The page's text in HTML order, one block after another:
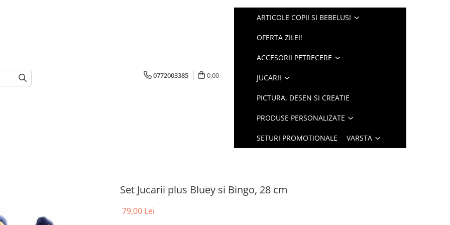
0772003385 0,00
ARTICOLE COPII SI BEBELUSI
OFERTA ZILEI!
ACCESORII PETRECERE
JUCARII
PICTURA, DESEN SI CREATIE
PRODUSE PERSONALIZATE
SETURI PROMOTIONALE VARSTA
Set Jucarii plus Bluey si Bingo, 28 cm
79,00 Lei